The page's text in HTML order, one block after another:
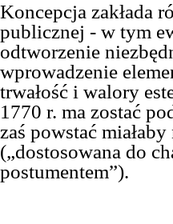
Koncepcja zakłada
publicznej - w tym
odtworzenie
wprowadzenie
trwałość i walory
1770 r. ma zostać
zaś powstać
(„dostosowana do
postumentem”).